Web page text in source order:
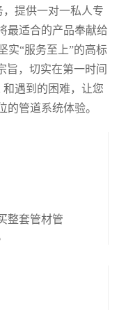
提供一对一私人专
最适合的产品奉献给
实“服务至上”的高标
旨，切实在第一时间
遇到的困难，让您
的管道系统体验。
整套管材管